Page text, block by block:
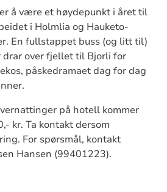
å være et høydepunkt i året til
i Holmlia og Hauketo-
En fullstappet buss (og litt til)
over fjellet til Bjorli for
påskedramaet dag for dag
på hotell kommer
kr. Ta kontakt dersom
For spørsmål, kontakt
Hansen (99401223).